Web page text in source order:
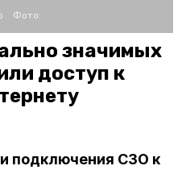
Фото:
значимых
доступ к
подключения СЗО к